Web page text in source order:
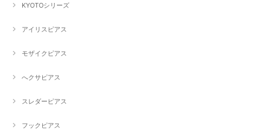
KYOTOシリーズ
アイリスピアス
モザイクピアス
へクサピアス
スレダーピアス
フックピアス